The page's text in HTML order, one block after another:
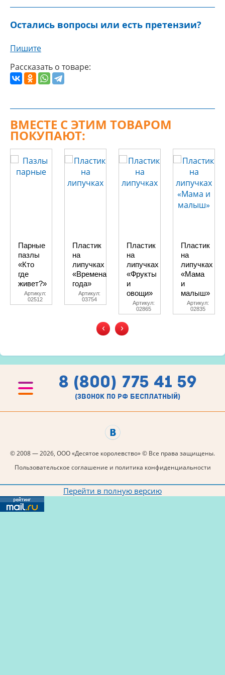
Остались вопросы или есть претензии?
Пишите
Рассказать о товаре:
ВМЕСТЕ С ЭТИМ ТОВАРОМ
ПОКУПАЮТ:
Парные
пазлы
«Кто
где
живет?»
Артикул:
02512
Пластик
на
липучках
«Времена
года»
Артикул:
03754
Пластик
на
липучках
«Фрукты
и
овощи»
Артикул:
02865
Пластик
на
липучках
«Мама
и
малыш»
Артикул:
02835
‹ ›
8 (800) 775 41 59
(звонок по рф бесплатный)
© 2008 — 2026, ООО «Десятое королевство» © Все права защищены.
Пользовательское соглашение и политика конфиденциальности
Перейти в полную версию